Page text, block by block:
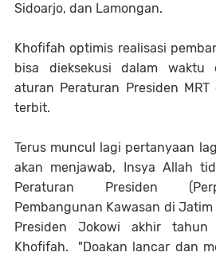
Sidoarjo, dan Lamongan.
Khofifah optimis realisasi
bisa dieksekusi dalam waktu
aturan Peraturan Presiden
terbit.
Terus muncul lagi pertanyaan
akan menjawab, Insya Allah
Peraturan Presiden
Pembangunan Kawasan di
Presiden Jokowi akhir tahun
Khofifah. "Doakan lancar dan